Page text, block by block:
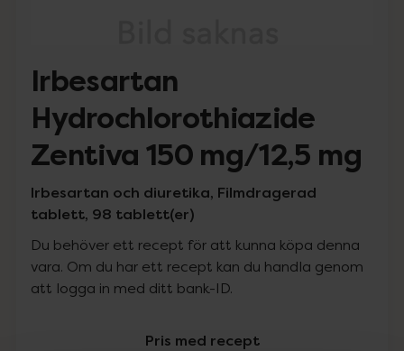
Irbesartan
Hydrochlorothiazide
Zentiva 150 mg/12,5 mg
Irbesartan och diuretika, Filmdragerad
tablett, 98 tablett(er)
Du behöver ett recept för att kunna köpa denna
vara. Om du har ett recept kan du handla genom
att logga in med ditt bank-ID.
Pris med recept